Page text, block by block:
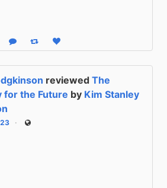
Reply Boost statusLike status
reviewed The
for the Future by Kim Stanley
Public